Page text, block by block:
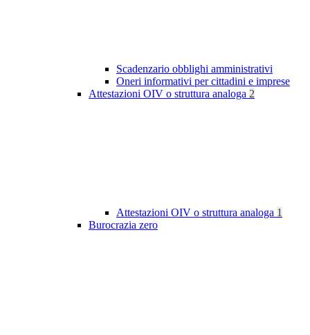
Scadenzario obblighi amministrativi
Oneri informativi per cittadini e imprese
Attestazioni OIV o struttura analoga 2
Attestazioni OIV o struttura analoga 1
Burocrazia zero